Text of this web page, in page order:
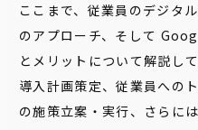
ここまで、従業員のデジタ
のアプローチ、そして
とメリットについて解説し
導入計画策定、従業員への
の施策立案・実行、さらに